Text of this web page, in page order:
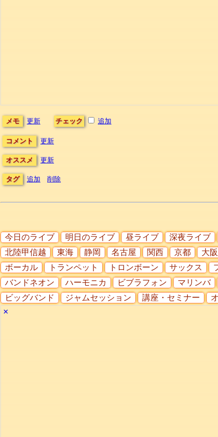
メモ 更新 チェック 追加
コメント 更新
オススメ 更新
タグ 追加 削除
今日のライブ 明日のライブ 昼ライブ
深夜ライブ
北陸甲信越
東海 静岡 名古屋 関西 京都
大阪
ボーカル
トランペット トロンボーン サックス
バンドネオン
ハーモニカ ビブラフォン
マリンバ
ビッグバンド
ジャムセッション 講座・セミナー
✕